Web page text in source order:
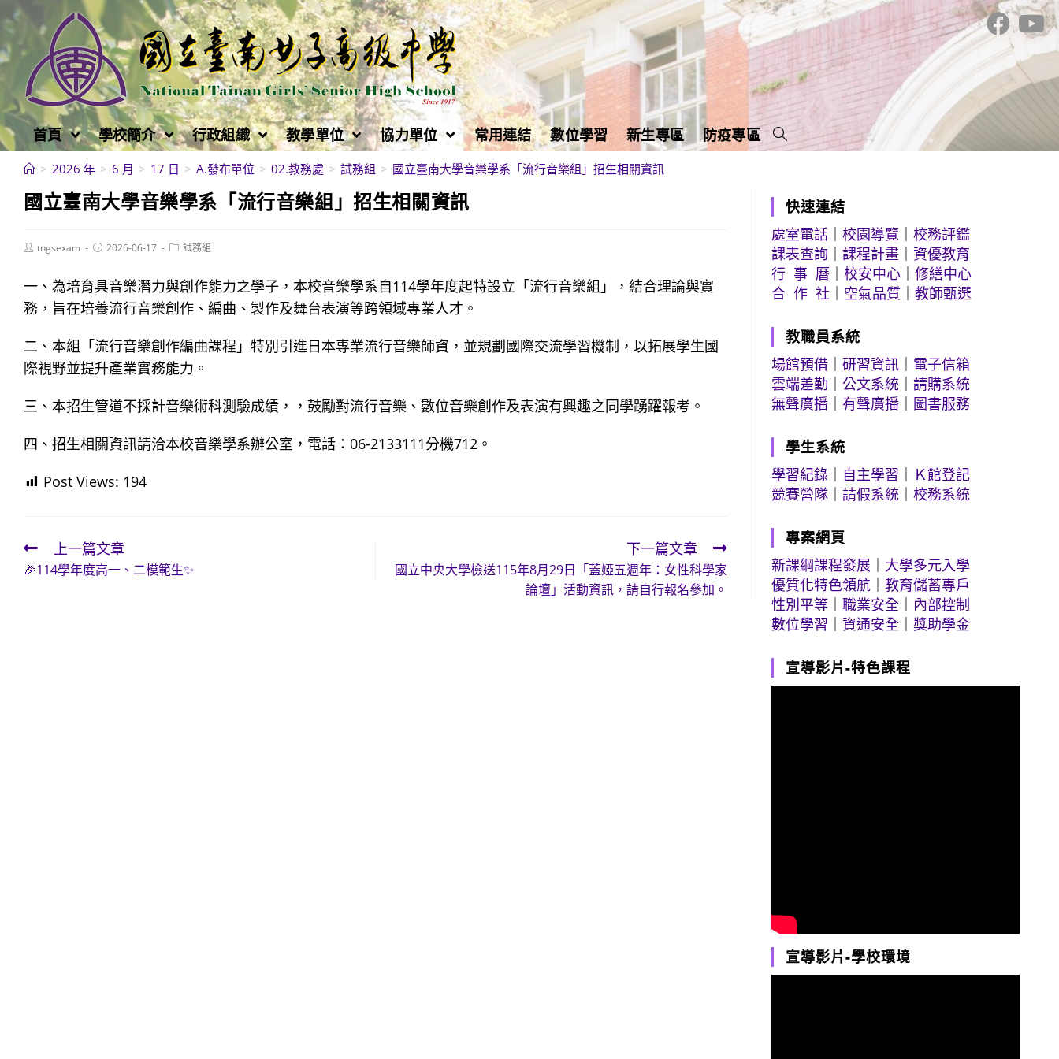
跳
轉
至
主
要
內
容
首頁 學校簡介 行政組織 教學單位 協力單位 常用連結 數位學習 新生專區 防疫專區
> 2026 年 > 6 月 > 17 日 > A.發布單位 > 02.教務處 > 試務組 > 國立臺南大學音樂學系「流行音樂組」招生相關資訊
國立臺南大學音樂學系「流行音樂組」招生相關資訊
Posttngsexam
Post2026-06-17
Post試務組
一、為培育具音樂潛力與創作能力之學子，本校音樂學系自114學年度起特設立「流行音樂組」，結合理論與實
務，旨在培養流行音樂創作、編曲、製作及舞台表演等跨領域專業人才。
二、本組「流行音樂創作編曲課程」特別引進日本專業流行音樂師資，並規劃國際交流學習機制，以拓展學生國
際視野並提升產業實務能力。
三、本招生管道不採計音樂術科測驗成績，，鼓勵對流行音樂、數位音樂創作及表演有興趣之同學踴躍報考。
四、招生相關資訊請洽本校音樂學系辦公室，電話：06-2133111分機712。
Post Views: 194
Read
more
上一篇文章
🎉114學年度高一、二模範生✨
下一篇文章
國立中央大學檢送115年8月29日「蓋婭五週年：女性科學家
論壇」活動資訊，請自行報名參加。
快速連結
處室電話 ｜校園導覽 ｜校務評鑑
課表查詢 ｜課程計畫 ｜資優教育
行 事 曆 ｜校安中心 ｜修繕中心
合 作 社
空氣品質 ｜教師甄選
教職員系統
場館預借 ｜研習資訊
電子信箱
雲端差勤 ｜公文系統 ｜請購系統
無聲廣播
有聲廣播 圖書服務
學生系統
學習紀錄
自主學習
Ｋ館登記
競賽營隊 ｜請假系統 ｜校務系統
專案網頁
新課綱課程發展
大學多元入學
優質化特色領航 ｜教育儲蓄專戶
性別平等 ｜職業安全
內部控制
數位學習 ｜資通安全 ｜獎助學金
宣導影片-特色課程
宣導影片-學校環境